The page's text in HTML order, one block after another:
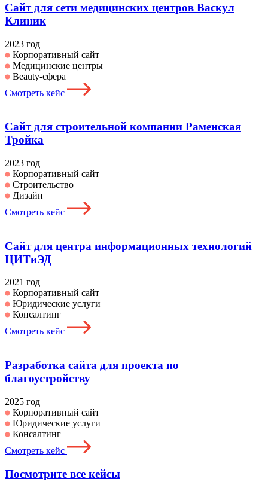
Сайт для сети медицинских центров Васкул
Клиник
2023 год
Корпоративный сайт
Медицинские центры
Beauty-сфера
Смотреть кейс
Сайт для строительной компании Раменская
Тройка
2023 год
Корпоративный сайт
Строительство
Дизайн
Смотреть кейс
Сайт для центра информационных технологий
ЦИТиЭД
2021 год
Корпоративный сайт
Юридические услуги
Консалтинг
Смотреть кейс
Разработка сайта для проекта по
благоустройству
2025 год
Корпоративный сайт
Юридические услуги
Консалтинг
Смотреть кейс
Посмотрите все кейсы